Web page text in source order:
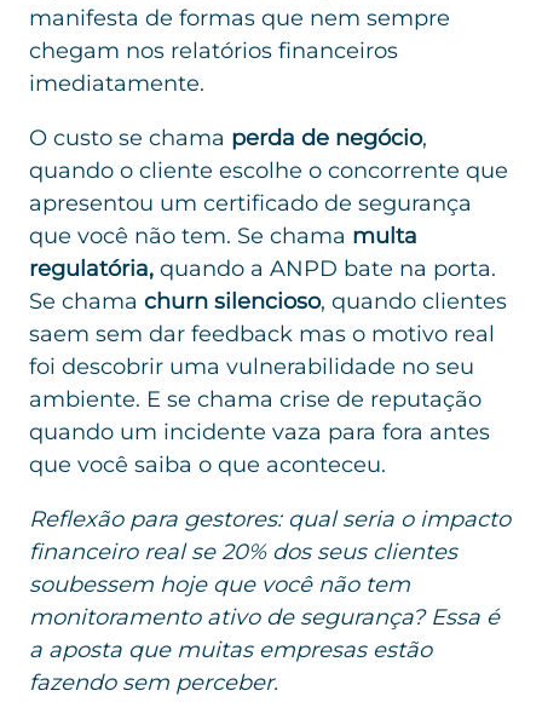
manifesta de formas que nem sempre
chegam nos relatórios financeiros
imediatamente.
O custo se chama perda de negócio,
quando o cliente escolhe o concorrente que
apresentou um certificado de segurança
que você não tem. Se chama multa
regulatória, quando a ANPD bate na porta.
Se chama churn silencioso, quando clientes
saem sem dar feedback mas o motivo real
foi descobrir uma vulnerabilidade no seu
ambiente. E se chama crise de reputação
quando um incidente vaza para fora antes
que você saiba o que aconteceu.
Reflexão para gestores: qual seria o impacto
financeiro real se 20% dos seus clientes
soubessem hoje que você não tem
monitoramento ativo de segurança? Essa é
a aposta que muitas empresas estão
fazendo sem perceber.